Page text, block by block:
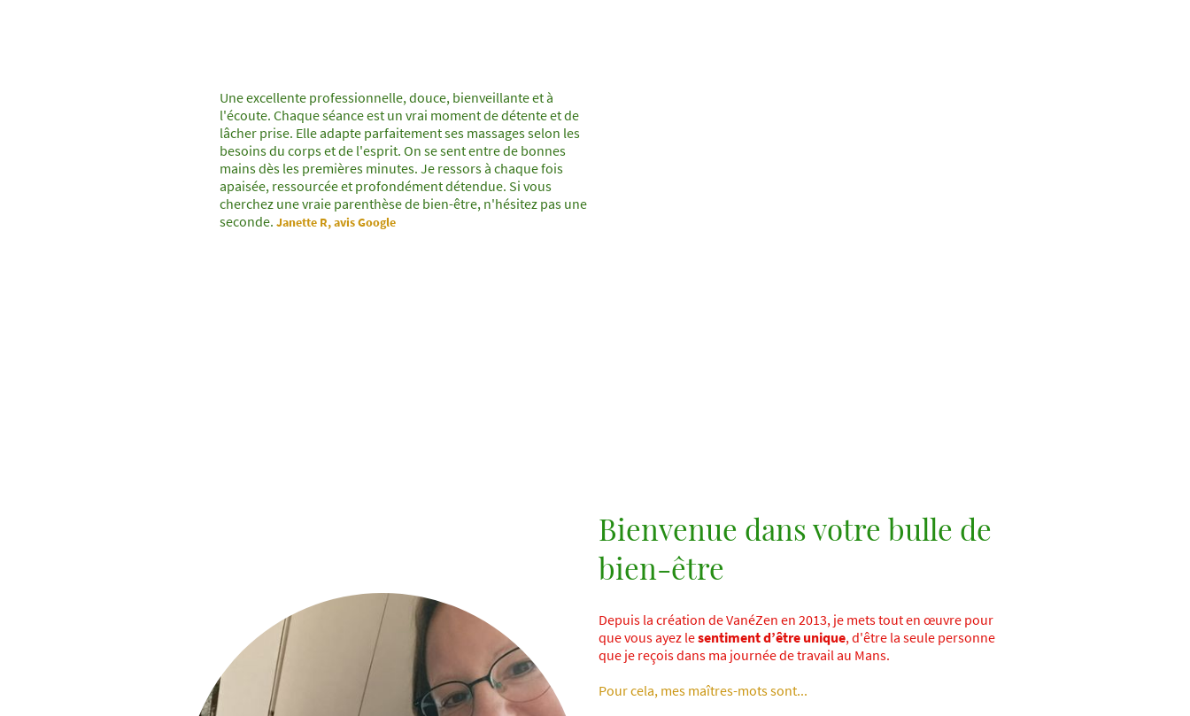
Une excellente professionnelle, douce, bienveillante et à
l'écoute. Chaque séance est un vrai moment de détente et de
lâcher prise. Elle adapte parfaitement ses massages selon les
besoins du corps et de l'esprit. On se sent entre de bonnes
mains dès les premières minutes. Je ressors à chaque fois
apaisée, ressourcée et profondément détendue. Si vous
cherchez une vraie parenthèse de bien-être, n'hésitez pas une
seconde. Janette R, avis Google
Bienvenue dans votre bulle de
bien-être
Depuis la création de VanéZen en 2013, je mets tout en œuvre pour
que vous ayez lesentiment d’être unique, d'être la seule personne
que je reçois dans ma journée de travail au Mans.
Pour cela, mes maîtres-mots sont...